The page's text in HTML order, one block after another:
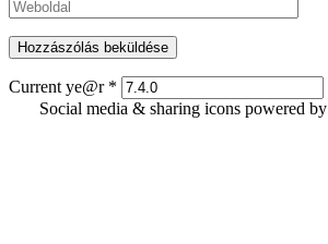
Current ye@r *
Social media & sharing icons powered by